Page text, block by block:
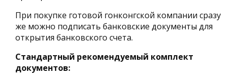
При покупке готовой гонконгской компании сразу
же можно подписать банковские документы для
открытия банковского счета.
Стандартный рекомендуемый комплект
документов: